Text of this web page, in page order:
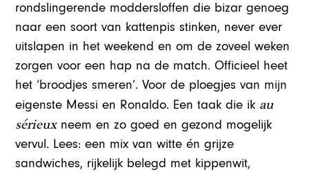
rondslingerende moddersloffen die bizar genoeg
naar een soort van kattenpis stinken, never ever
uitslapen in het weekend en om de zoveel weken
zorgen voor een hap na de match. Officieel heet
het ‘broodjes smeren’. Voor de ploegjes van mijn
eigenste Messi en Ronaldo. Een taak die ik au
sérieuxneem en zo goed en gezond mogelijk
vervul. Lees: een mix van witte én grijze
sandwiches, rijkelijk belegd met kippenwit,